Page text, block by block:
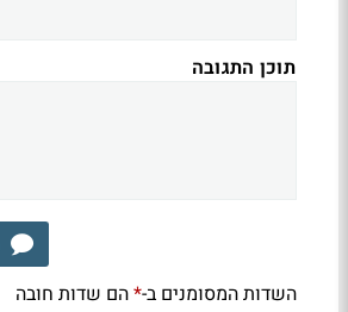
תוכן התגובה
השדות המסומנים ב-*הם שדות חובה